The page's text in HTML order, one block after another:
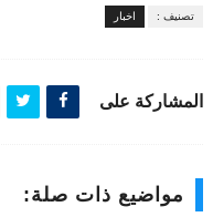
تصنيف : اخبار
المشاركة على
مواضيع ذات صلة: